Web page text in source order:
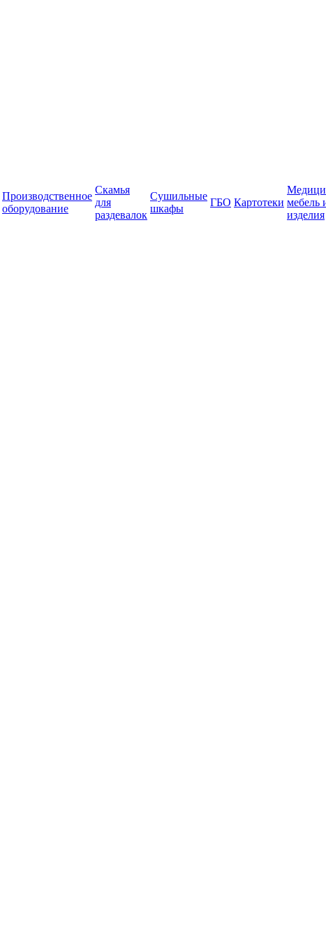
Производственное
оборудование
Скамья
для
раздевалок
Сушильные
шкафы
ГБО Картотеки мебель
изделия